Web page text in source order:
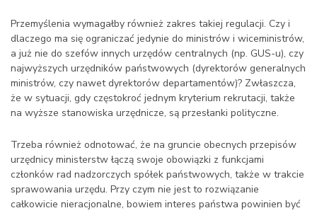
Przemyślenia wymagałby również zakres takiej regulacji. Czy i
dlaczego ma się ograniczać jedynie do ministrów i wiceministrów,
a już nie do szefów innych urzędów centralnych (np. GUS-u), czy
najwyższych urzędników państwowych (dyrektorów generalnych
ministrów, czy nawet dyrektorów departamentów)? Zwłaszcza,
że w sytuacji, gdy częstokroć jednym kryterium rekrutacji, także
na wyższe stanowiska urzędnicze, są przesłanki polityczne.
Trzeba również odnotować, że na gruncie obecnych przepisów
urzędnicy ministerstw łączą swoje obowiązki z funkcjami
członków rad nadzorczych spółek państwowych, także w trakcie
sprawowania urzędu. Przy czym nie jest to rozwiązanie
całkowicie nieracjonalne, bowiem interes państwa powinien być